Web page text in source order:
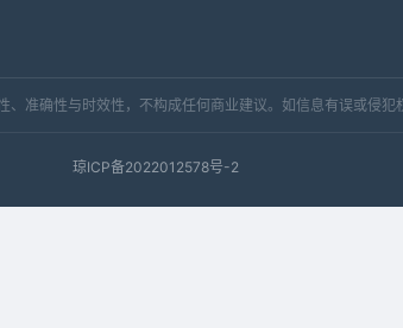
准确性与时效性，不构成任何商业建议。如信息有误或侵犯
琼ICP备2022012578号-2